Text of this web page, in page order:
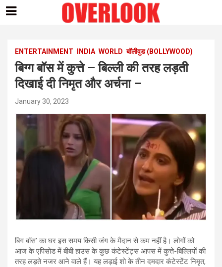
contentENTERTAINMENT INDIA WORLD बॉलीवुड (BOLLYWOOD)
बिग्ग बॉस में कुत्ते – बिल्ली की तरह लड़ती
दिखाई दी निमृत और अर्चना –
January 30, 2023
बिग बॉस’ का घर इस समय किसी जंग के मैदान से कम नहीं है। लोगों को
आज के एपिसोड में बीबी हाउस के कुछ कंटेस्टेंट्स आपस में कुत्ते-बिल्लियों की
तरह लड़ते नजर आने वाले हैं। यह लड़ाई शो के तीन दमदार कंटेस्टेंट निमृत,